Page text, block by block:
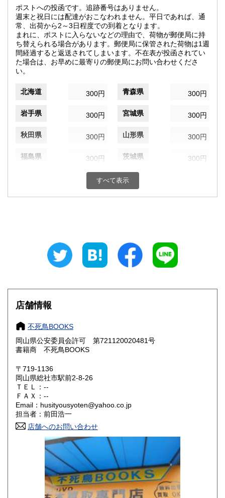
ポストへの投函です。追跡番号はありません。
週末と祝日には配達がおこなわれません。平日であれば、通
常、出荷から2～3日程度での到着となります。
まれに、ポストに入らないなどの理由で、荷物が郵便局に持
ち替えられる場合があります。郵便局に保管された荷物は1週
間経過すると返送されてしまいます。不在表が投函されてい
た場合は、お早めに最寄りの郵便局にお問い合わせくださ
い。
北海道 300円 青森県 300円
岩手県 300円 宮城県 300円
秋田県 300円 山形県 300円
福島県 300円 茨城県 300円
300円 群馬県
埼玉県 千葉県
300円 富山県
300円 福井県
300円 300円
岐阜県
愛知県
滋賀県 300円
大阪府 300円
奈良県
鳥取県
300円 広島県
300円 徳島県
300円 愛媛県
すべて表示
店舗情報
不死鳥BOOKS
岡山県公安委員会許可 第721120020481号
書籍商 不死鳥BOOKS
〒719-1136
岡山県総社市駅前2-8-26
ＴＥＬ：--
ＦＡＸ：--
Email：husityousyoten@yahoo.co.jp
担当者：前田浩一
店舗へのお問い合わせ